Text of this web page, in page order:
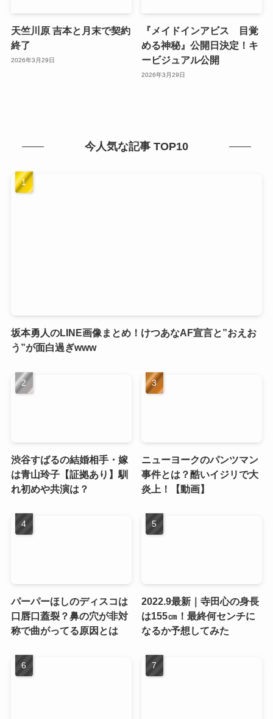
天竺川原 吉本と月末で契約
終了
2026年3月29日
『メイドインアビス 目覚
める神秘』公開日決定！キ
ービジュアル公開
2026年3月29日
今人気な記事 TOP10
坂本勇人のLINE画像まとめ！けつあなAF宣言と”おえお
う”が面白過ぎwww
渋谷すばるの結婚相手・嫁
は青山玲子【証拠あり】馴
れ初めや共演は？
ニューヨークのパンツマン
事件とは？酷いイジリで大
炎上！【動画】
パーパーほしのディスコは
口唇口蓋裂？鼻の穴が非対
称で曲がってる原因とは
2022.9最新｜寺田心の身長
は155㎝！最終何センチに
なるか予想してみた